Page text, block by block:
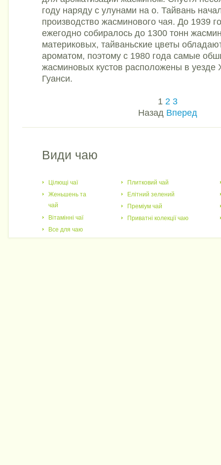
году наряду с улунами на о. Тайвань
производство жасминового чая. До 1939
ежегодно собиралось до 1300 тонн
материковых, тайваньские цветы
ароматом, поэтому с 1980 года самые
жасминовых кустов расположены в уезде
Гуанси.
1 2 3
Назад Вперед
Види чаю
Цілющі чаї
Женьшень та
чай
Вітамінні чаї
Все для чаю
Плитковий чай
Елітний зелений
Преміум чай
Приватні колекції чаю